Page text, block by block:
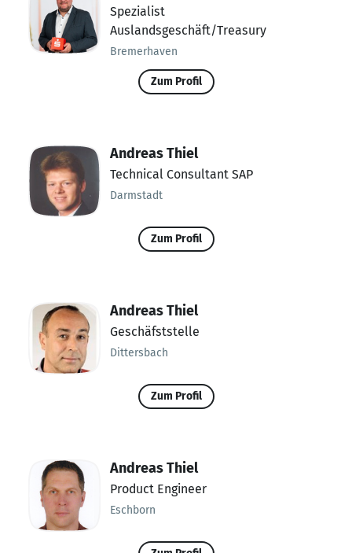
Spezialist
Auslandsgeschäft/Treasury
Bremerhaven
Zum Profil
Andreas Thiel
Technical Consultant SAP
Darmstadt
Zum Profil
Andreas Thiel
Geschäfststelle
Dittersbach
Zum Profil
Andreas Thiel
Product Engineer
Eschborn